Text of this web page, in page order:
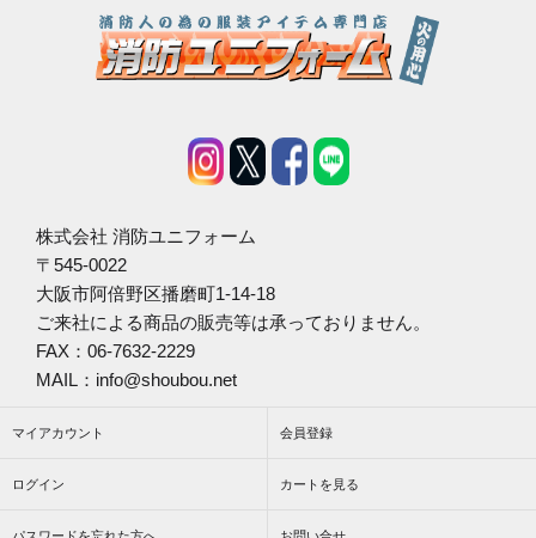
株式会社 消防ユニフォーム
〒545-0022
大阪市阿倍野区播磨町1-14-18
ご来社による商品の販売等は承っておりません。
FAX：06-7632-2229
MAIL：info@shoubou.net
マイアカウント 会員登録
ログイン カートを見る